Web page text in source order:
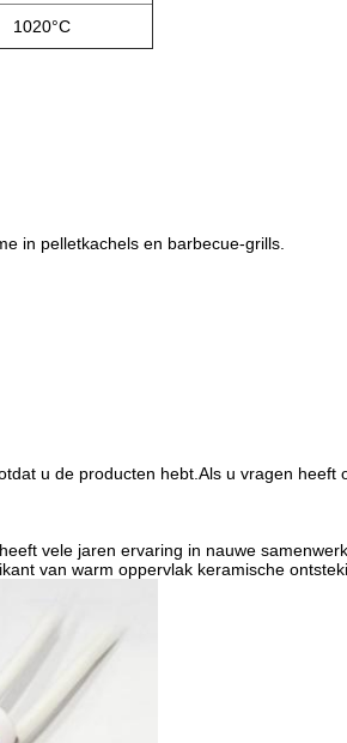
1020°C
in pelletkachels en barbecue-grills.
u de producten hebt.Als u vragen
vele jaren ervaring in nauwe
van warm oppervlak keramische